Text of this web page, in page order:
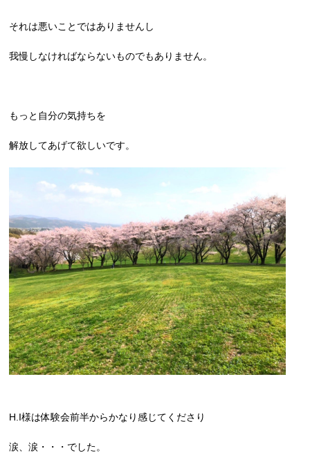
それは悪いことではありませんし
我慢しなければならないものでもありません。
もっと自分の気持ちを
解放してあげて欲しいです。
H.I様は体験会前半からかなり感じてくださり
涙、涙・・・でした。